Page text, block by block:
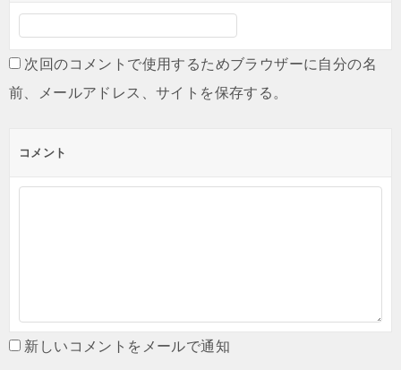
次回のコメントで使用するためブラウザーに自分の名
前、メールアドレス、サイトを保存する。
コメント
新しいコメントをメールで通知